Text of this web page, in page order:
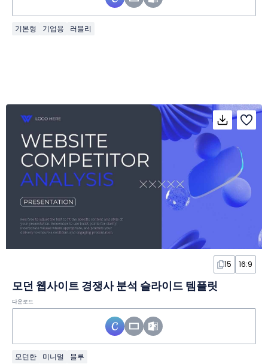
기본형 기업용 러블리
15 16:9
모던 웹사이트 경쟁사 분석 슬라이드 템플릿
다운로드
모던한 미니멀 블루